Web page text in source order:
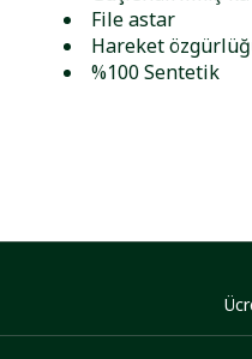
File astar
Hareket
%100 Sentetik